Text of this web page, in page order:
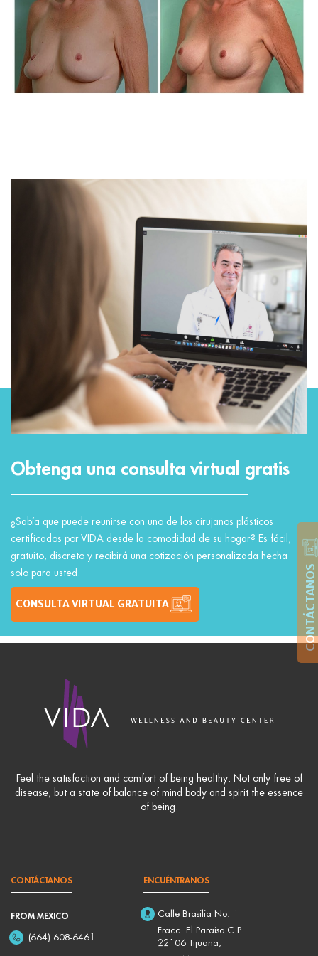
CONTÁCTANOS
Obtenga una consulta virtual gratis
¿Sabía que puede reunirse con uno de los cirujanos plásticos
certificados por VIDA desde la comodidad de su hogar? Es fácil,
gratuito, discreto y recibirá una cotización personalizada hecha
solo para usted.
CONSULTA VIRTUAL GRATUITA
Feel the satisfaction and comfort of being healthy. Not only free of
disease, but a state of balance of mind body and spirit the essence
of being.
CONTÁCTANOS
FROM MEXICO
(664) 608-6461
ENCUÉNTRANOS
Calle Brasilia No. 1
Fracc. El Paraíso C.P.
22106 Tijuana,